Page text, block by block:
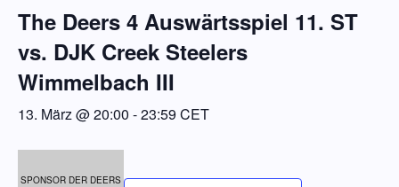
The Deers 4 Auswärtsspiel 11. ST
vs. DJK Creek Steelers
Wimmelbach III
13. März @ 20:00 -23:59 CET
SPONSOR DER DEERS